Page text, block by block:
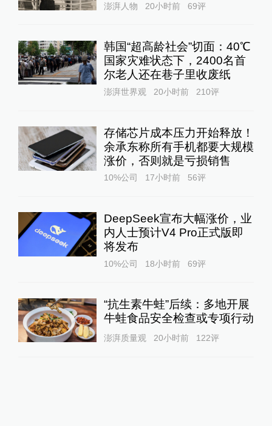
澎湃人物 20小时前 69评
韩国“超高龄社会”切面：40℃
国家灾难状态下，2400名首
尔老人还在巷子里收废纸
澎湃世界观 20小时前 210评
存储芯片成本压力开始释放！
余承东称所有手机都要大规模
涨价，否则就是亏损销售
10%公司 17小时前 56评
DeepSeek宣布大幅涨价，业
内人士预计V4 Pro正式版即
将发布
10%公司 18小时前 69评
“抗生素牛蛙”后续：多地开展
牛蛙食品安全检查或专项行动
澎湃质量观 20小时前 122评